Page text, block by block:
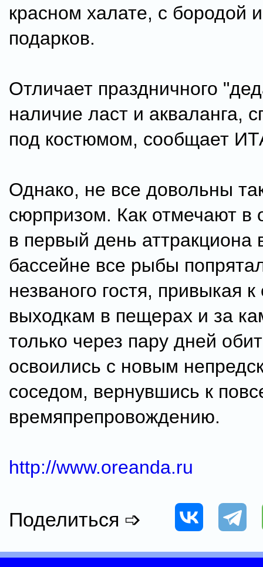
красном халате, с бородой
подарков.
Отличает праздничного
наличие ласт и акваланга,
под костюмом, сообщает
Однако, не все довольны
сюрпризом. Как отмечают в
в первый день аттракциона
бассейне все рыбы
незваного гостя, привыкая к
выходкам в пещерах и за
только через пару дней
освоились с новым
соседом, вернувшись к
времяпрепровождению.
http://www.oreanda.ru
Поделиться ➩